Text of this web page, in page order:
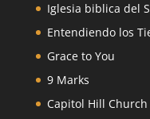
Iglesia biblica del
Entendiendo los
Grace to You
9 Marks
Capitol Hill Church